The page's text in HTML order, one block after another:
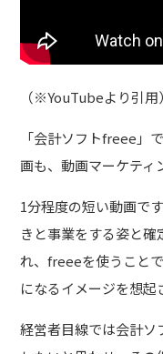
（※YouTubeより引用）
「会計ソフトfreee」
画も、動画マーケティ
1分程度の短い動画で
きと事業をする姿と
れ、freeeを使うこと
になるイメージを想起
経営者目線では会計ソ